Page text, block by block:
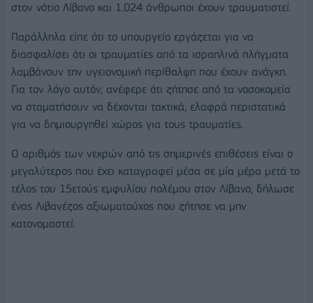
στον νότιο Λίβανο και 1.024 άνθρωποι έχουν τραυματιστεί.
Παράλληλα είπε ότι το υπουργείο εργάζεται για να
διασφαλίσει ότι οι τραυματίες από τα ισραηλινά πλήγματα
λαμβάνουν την υγειονομική περίθαλψη που έχουν ανάγκη.
Για τον λόγο αυτόν, ανέφερε ότι ζήτησε από τα νοσοκομεία
να σταματήσουν να δέχονται τακτικά, ελαφρά περιστατικά
για να δημιουργηθεί χώρος για τους τραυματίες.
Ο αριθμός των νεκρών από τις σημερινές επιθέσεις είναι ο
μεγαλύτερος που έχει καταγραφεί μέσα σε μία μέρα μετά το
τέλος του 15ετούς εμφυλίου πολέμου στον Λίβανο, δήλωσε
ένας Λιβανέζος αξιωματούχος που ζήτησε να μην
κατονομαστεί.